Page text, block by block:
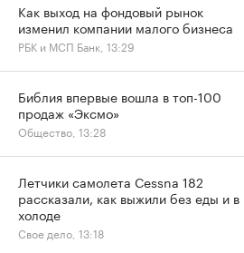
Как выход на фондовый рынок
изменил компании малого бизнеса
РБК и МСП Банк, 13:29
Библия впервые вошла в топ-100
продаж «Эксмо»
Общество, 13:28
Летчики самолета Cessna 182
рассказали, как выжили без еды и в
холоде
Свое дело, 13:18